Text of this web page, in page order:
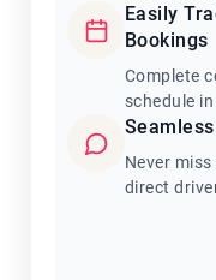
Easily
Bookings
Complete
schedule
Never
direct